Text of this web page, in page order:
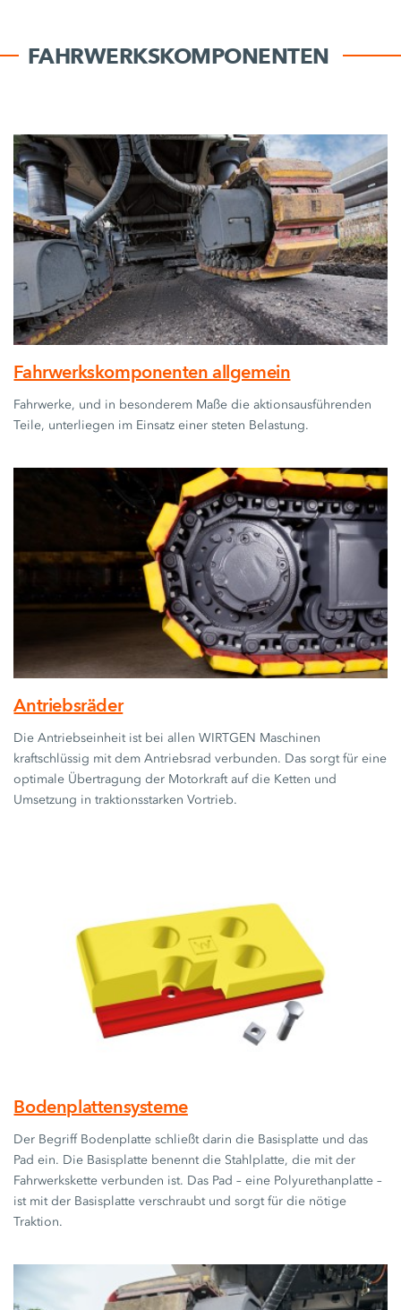
FAHRWERKSKOMPONENTEN
Fahrwerkskomponenten allgemein
Fahrwerke, und in besonderem Maße die aktionsausführenden
Teile, unterliegen im Einsatz einer steten Belastung.
Antriebsräder
Die Antriebseinheit ist bei allen WIRTGEN Maschinen
kraftschlüssig mit dem Antriebsrad verbunden. Das sorgt für eine
optimale Übertragung der Motorkraft auf die Ketten und
Umsetzung in traktionsstarken Vortrieb.
Bodenplattensysteme
Der Begriff Bodenplatte schließt darin die Basisplatte und das
Pad ein. Die Basisplatte benennt die Stahlplatte, die mit der
Fahrwerkskette verbunden ist. Das Pad – eine Polyurethanplatte –
ist mit der Basisplatte verschraubt und sorgt für die nötige
Traktion.